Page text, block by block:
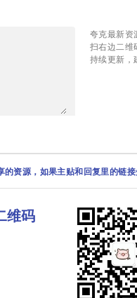
夸克最新资
扫右边二维
持续更新，
的资源，如果主贴和回复里的链
维码